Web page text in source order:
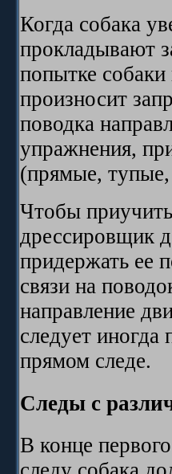
Когда собака
прокладывают
попытке
произносит
поводка
упражнения,
(прямые,
Чтобы
дрессировщик
придержать ее
связи на
направление
следует
прямом следе.
Следы с
В конце